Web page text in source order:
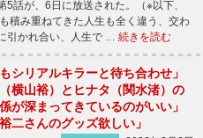
5話が、6日に放送された。（※以下、
み重ねてきた人生も全く違う、交わ
引かれ合い、人生で … 続きを読む
もシリアルキラーと待ち合わせ」
（横山裕）とヒナタ（関水渚）の
が深まってきているのがいい」
裕二さんのグッズ欲しい」